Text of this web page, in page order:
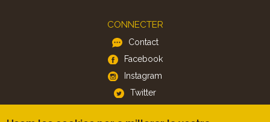
CONNECTER
Contact
Facebook
Instagram
Twitter